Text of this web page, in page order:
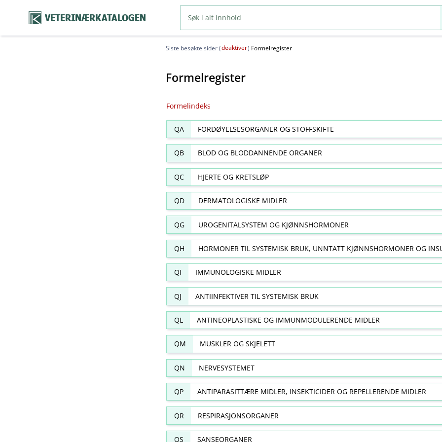
VETERINÆRKATALOGEN
Siste besøkte sider (deaktiver) Formelregister
Formelregister
Formelindeks
QA FORDØYELSESORGANER OG STOFFSKIFTE
QB BLOD OG BLODDANNENDE ORGANER
QC HJERTE OG KRETSLØP
QD DERMATOLOGISKE MIDLER
QG UROGENITALSYSTEM OG KJØNNSHORMONER
QH HORMONER TIL SYSTEMISK BRUK, UNNTATT KJØNNSHORMONER OG
QI IMMUNOLOGISKE MIDLER
QJ ANTIINFEKTIVER TIL SYSTEMISK BRUK
QL ANTINEOPLASTISKE OG IMMUNMODULERENDE MIDLER
QM MUSKLER OG SKJELETT
QN NERVESYSTEMET
QP ANTIPARASITTÆRE MIDLER, INSEKTICIDER OG REPELLERENDE MIDLER
QR RESPIRASJONSORGANER
QS SANSEORGANER